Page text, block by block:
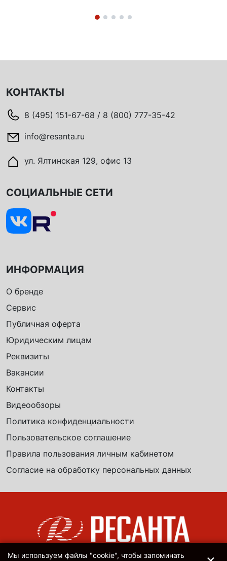
КОНТАКТЫ
8 (495) 151-67-68 / 8 (800) 777-35-42
info@resanta.ru
ул. Ялтинская 129, офис 13
ИНФОРМАЦИЯ
О бренде
Сервис
Публичная оферта
Юридическим лицам
Реквизиты
Вакансии
Контакты
Видеообзоры
Политика конфиденциальности
Пользовательское соглашение
Правила пользования личным кабинетом
Согласие на обработку персональных данных
СОЦИАЛЬНЫЕ СЕТИ
Мы используем файлы "cookie", чтобы запоминать